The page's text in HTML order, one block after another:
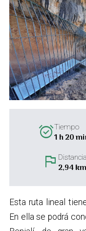
alarm_onTiempo
1 h 20
flag Distancia
2,94 km
Esta ruta lineal
En ella se podrá